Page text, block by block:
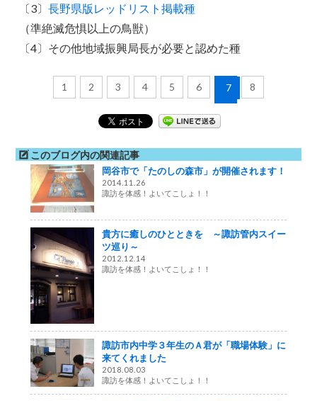
〔3〕長野県版レッドリスト掲載種
（準絶滅危惧以上の鳥獣）
〔4〕その他地域振興局長が必要と認めた種
1 2 3 4 5 6 7 8
このブログ内の関連記事
岡谷市で「たのしの森市」が開催されます！
2014.11.26
諏訪を体感！よいてこしょ！！
貴方に癒しのひとときを ～諏訪管内スイー
ツ巡り～
2012.12.14
諏訪を体感！よいてこしょ！！
諏訪市内中学３年生のＡ君が「職場体験」に
来てくれました
2018.08.03
諏訪を体感！よいてこしょ！！